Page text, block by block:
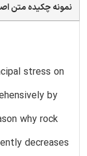
نمونه چکیده متن
stress on
by
why rock
decreases